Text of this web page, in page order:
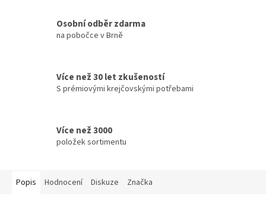
Osobní odběr zdarma
na pobočce v Brně
Více než 30 let zkušeností
S prémiovými krejčovskými potřebami
Více než 3000
položek sortimentu
Popis Hodnocení Diskuze Značka